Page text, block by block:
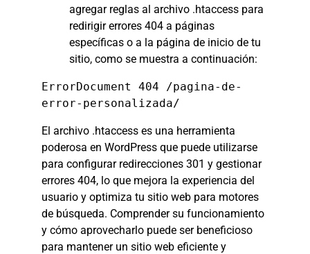
agregar reglas al archivo .htaccess para
redirigir errores 404 a páginas
específicas o a la página de inicio de tu
sitio, como se muestra a continuación:
ErrorDocument 404 /pagina-de-
error-personalizada/
El archivo .htaccess es una herramienta
poderosa en WordPress que puede utilizarse
para configurar redirecciones 301 y gestionar
errores 404, lo que mejora la experiencia del
usuario y optimiza tu sitio web para motores
de búsqueda. Comprender su funcionamiento
y cómo aprovecharlo puede ser beneficioso
para mantener un sitio web eficiente y